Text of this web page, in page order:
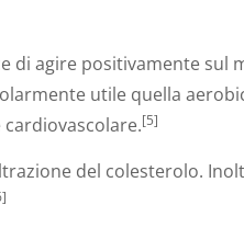
di agire positivamente sul
utile quella
[5]
del colesterolo.